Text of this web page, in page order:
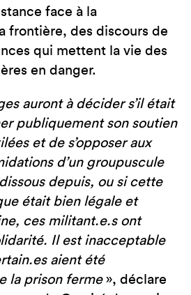
face à la
frontière, des discours de
qui mettent la vie des
en danger.
auront à décider s’il était
publiquement son soutien
et de s’opposer aux
d’un groupuscule
depuis, ou si cette
était bien légale et
ces militant.e.s ont
Il est inacceptable
aient été
la prison ferme», déclare